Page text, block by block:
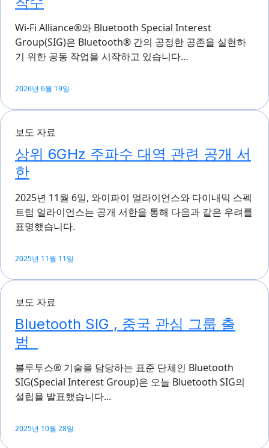
Wi-Fi Alliance®와 Bluetooth Special Interest
Group(SIG)은 Bluetooth® 간의 공정한 공존을 실현하
기 위한 공동 작업을 시작하고 있습니다…
2026년 6월 19일
보도 자료
상위 6GHz 주파수 대역 관련 공개 서
한
2025년 11월 6일, 와이파이 얼라이언스와 다이내믹 스펙
트럼 얼라이언스는 공개 서한을 통해 다음과 같은 우려를
표명했습니다.
2025년 11월 11일
보도 자료
Bluetooth SIG , 중국 관심 그룹 출
범
블루투스® 기술을 담당하는 표준 단체인 Bluetooth
SIG(Special Interest Group)은 오늘 Bluetooth SIG의
설립을 발표했습니다...
2025년 10월 28일